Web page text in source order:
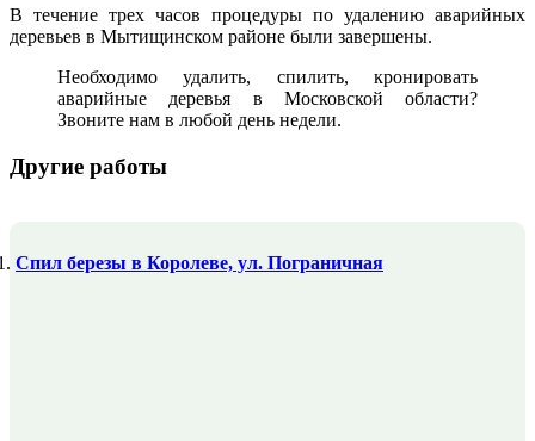
В течение трех часов процедуры по удалению аварийных
деревьев в Мытищинском районе были завершены.
Необходимо удалить, спилить, кронировать
аварийные деревья в Московской области?
Звоните нам в любой день недели.
Другие работы
Спил березы в Королеве, ул. Пограничная